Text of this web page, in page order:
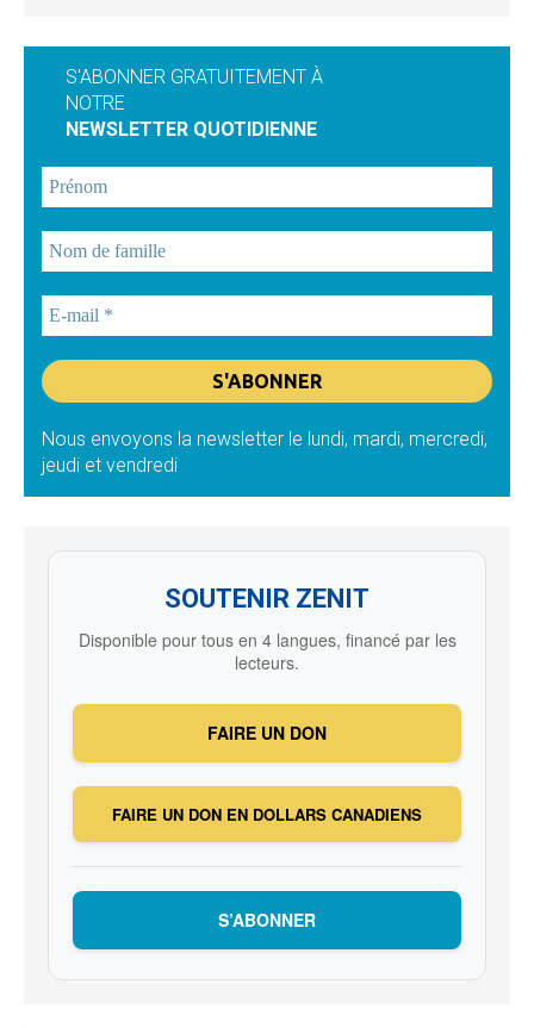
S'ABONNER GRATUITEMENT À
NOTRE
NEWSLETTER QUOTIDIENNE
Nous envoyons la newsletter le lundi, mardi, mercredi,
jeudi et vendredi
SOUTENIR ZENIT
Disponible pour tous en 4 langues, financé par les
lecteurs.
FAIRE UN DON
FAIRE UN DON EN DOLLARS CANADIENS
S’ABONNER